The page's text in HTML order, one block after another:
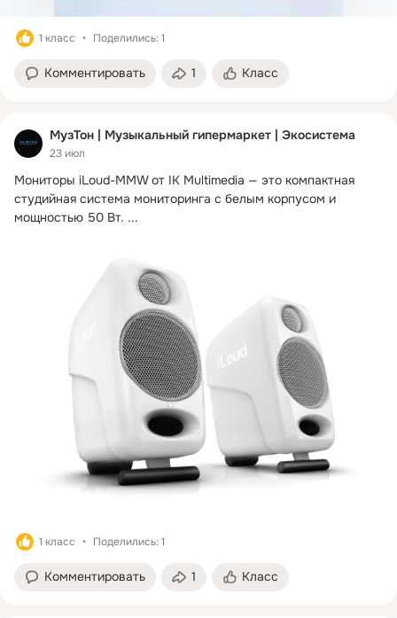
1 класс Поделились: 1
Комментировать 1 Класс
МузТон | Музыкальный гипермаркет | Экосистема
23 июл
Мониторы iLoud-MMW от IK Multimedia — это компактная
студийная система мониторинга с белым корпусом и
мощностью 50 Вт. ...
1 класс Поделились: 1
Комментировать 1 Класс